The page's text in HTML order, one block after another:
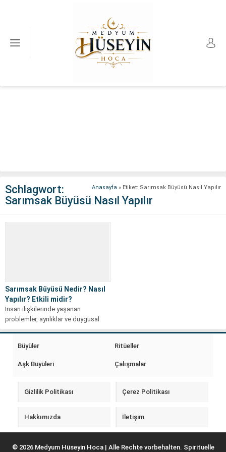
Anasayfa » Etiket: Sarımsak Büyüsü Nasıl Yapılır
Schlagwort:
Sarımsak Büyüsü Nasıl Yapılır
Sarımsak Büyüsü Nedir? Nasıl
Yapılır? Etkili midir?
İnsan ilişkilerinde yaşanan
problemler, ayrılıklar ve duygusal
kırgınlıklar insanların farklı çözüm
Büyüler
Ritüeller
Aşk Büyüleri Çalışmalar
Gizlilik Politikası Çerez Politikası
Hakkımızda İletişim
© 2026 Medyum Hüseyin Hoca | Alle Rechte vorbehalten. Spirituelle